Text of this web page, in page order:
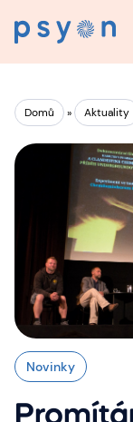
Domů » Aktuality
Novinky